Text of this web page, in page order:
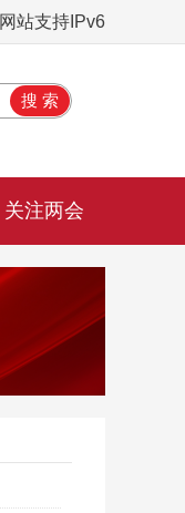
网站支持IPv6
关注两会